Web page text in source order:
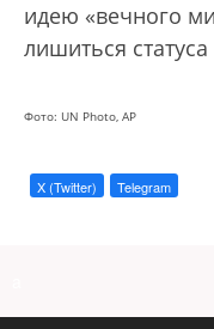
идею «вечного
лишиться
Фото: UN Photo, АР
X (Twitter) Telegram